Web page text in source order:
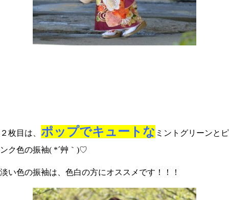
２枚目は、 ポップでキュートな ミントグリーンとピ
ンク色の振袖( *´艸｀)♡
淡い色の振袖は、色白の方にオススメです！！！